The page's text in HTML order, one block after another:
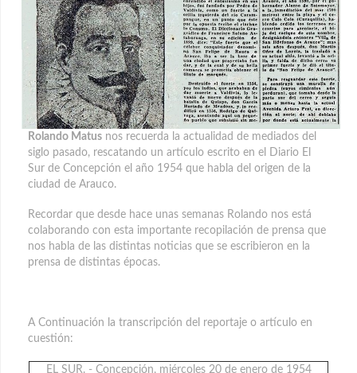
Rolando Matus nos recuerda la actualidad de mediados del
siglo pasado, rescatando un artículo escrito en el Diario El
Sur de Concepción el año 1954 que habla del origen de la
ciudad de Arauco.
Recordar que desde hace unas semanas Rolando nos está
colaborando con esta importante recopilación de prensa que
nos habla de las distintas noticias que se escribieron en la
prensa de distintas épocas.
A Continuación la transcripción del reportaje o artículo en
cuestión:
EL SUR. - Concepción, miércoles 20 de enero de 1954